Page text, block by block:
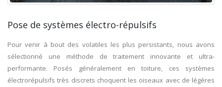
Pose de systèmes électro-répulsifs
Pour venir à bout des volatiles les plus persistants, nous avons
sélectionné une méthode de traitement innovante et ultra-
performante. Posés généralement en toiture, ces systèmes
électrorépulsifs très discrets choquent les oiseaux avec de légères